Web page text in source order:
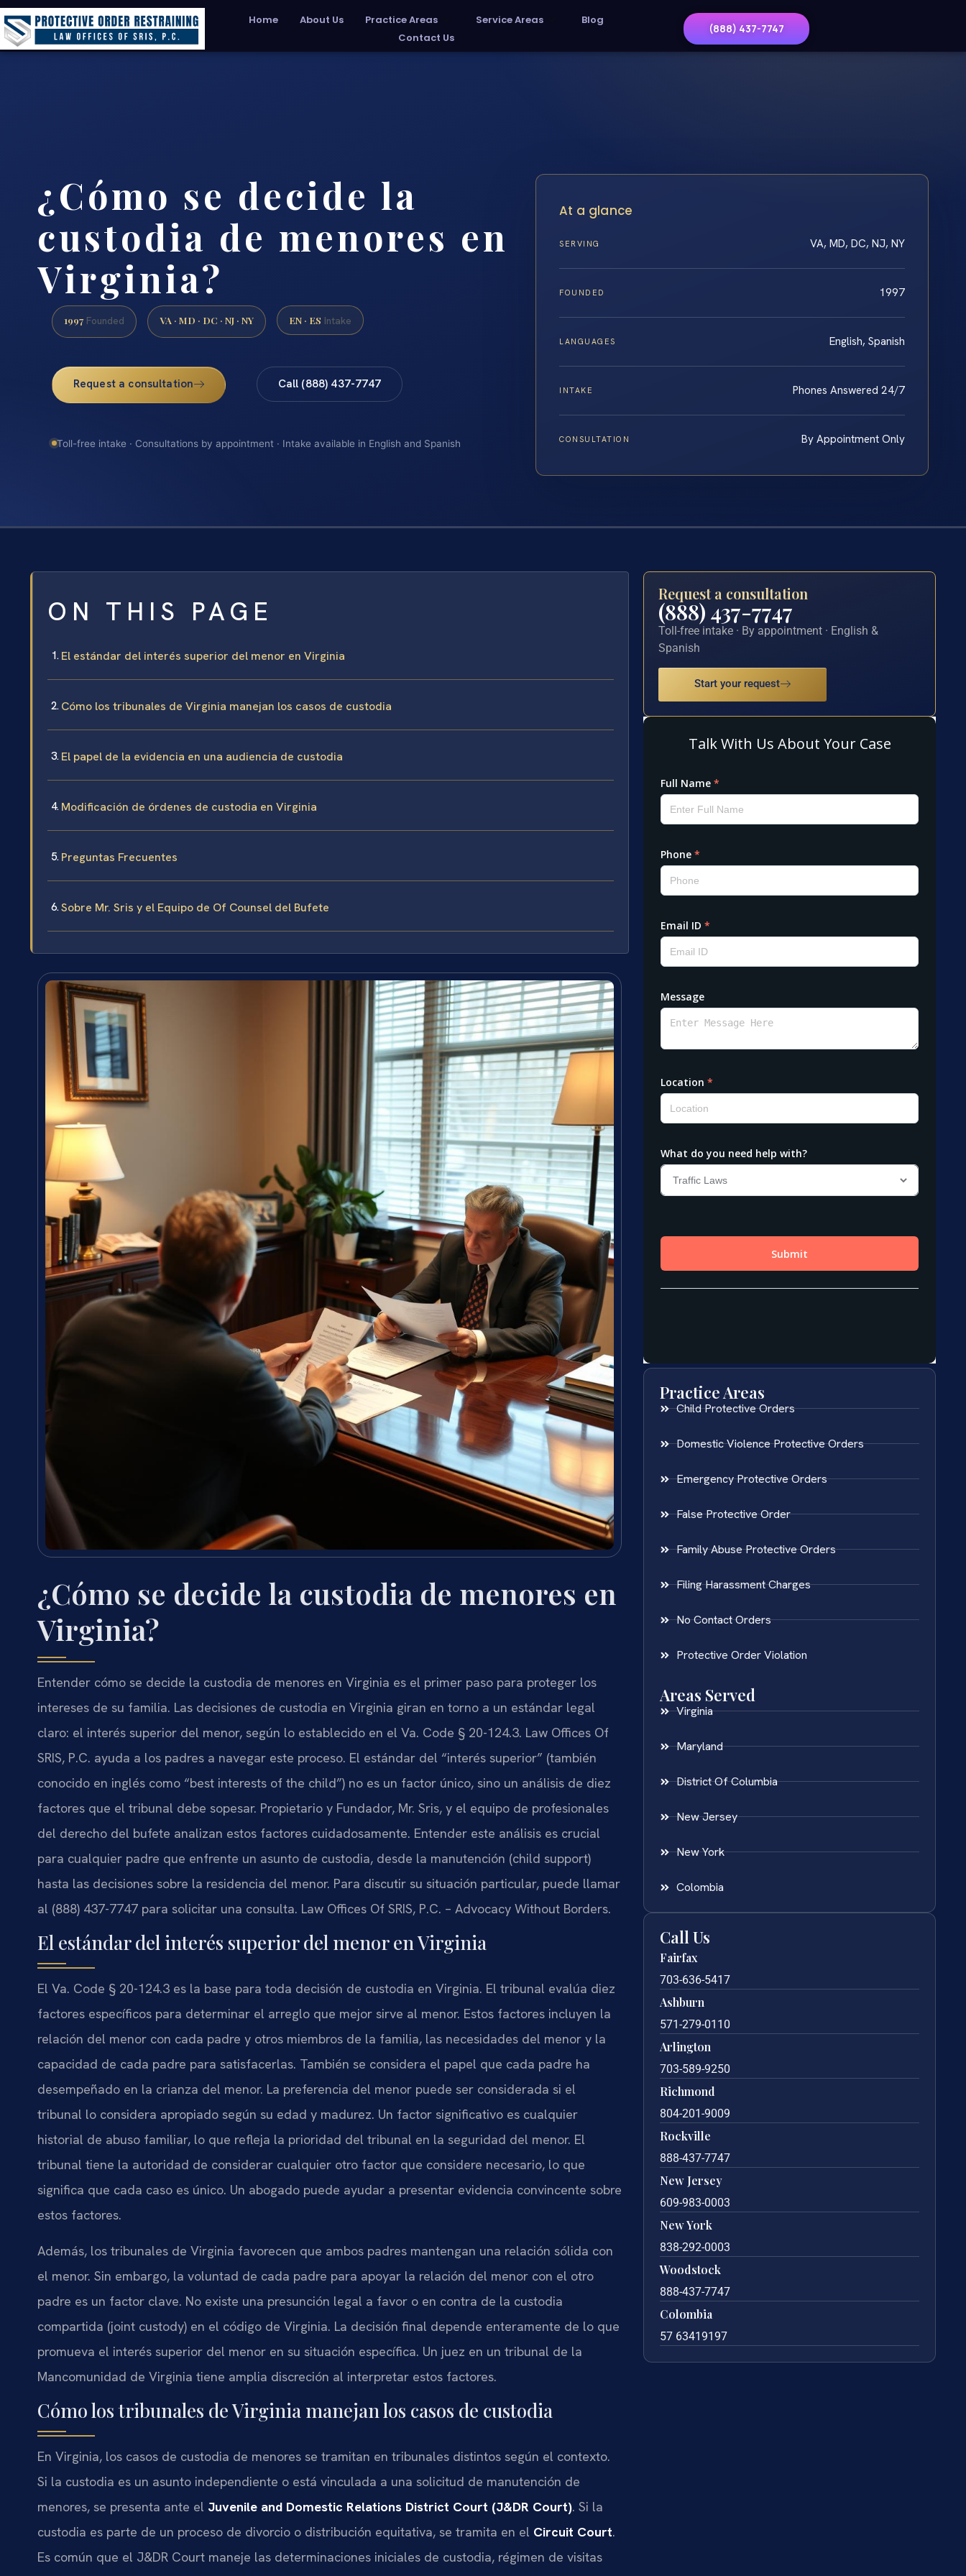
Home About Us Practice Areas Service Areas
Blog
Contact Us
(888) 437-7747
¿Cómo se decide la
custodia de menores en
Virginia?
1997 Founded VA · MD · DC · NJ · NY EN · ES Intake
Request a consultation Call (888) 437-7747
Toll-free intake · Consultations by appointment · Intake available in English and Spanish
At a glance
SERVING VA, MD, DC, NJ, NY
FOUNDED 1997
LANGUAGES English, Spanish
INTAKE Phones Answered 24/7
CONSULTATION By Appointment Only
ON THIS PAGE
El estándar del interés superior del menor en Virginia
Cómo los tribunales de Virginia manejan los casos de custodia
El papel de la evidencia en una audiencia de custodia
Modificación de órdenes de custodia en Virginia
Preguntas Frecuentes
Sobre Mr. Sris y el Equipo de Of Counsel del Bufete
¿Cómo se decide la custodia de menores en
Virginia?
Entender cómo se decide la custodia de menores en Virginia es el primer paso para proteger los
intereses de su familia. Las decisiones de custodia en Virginia giran en torno a un estándar legal
claro: el interés superior del menor, según lo establecido en el Va. Code § 20-124.3. Law Offices Of
SRIS, P.C. ayuda a los padres a navegar este proceso. El estándar del “interés superior” (también
conocido en inglés como “best interests of the child”) no es un factor único, sino un análisis de diez
factores que el tribunal debe sopesar. Propietario y Fundador, Mr. Sris, y el equipo de profesionales
del derecho del bufete analizan estos factores cuidadosamente. Entender este análisis es crucial
para cualquier padre que enfrente un asunto de custodia, desde la manutención (child support)
hasta las decisiones sobre la residencia del menor. Para discutir su situación particular, puede llamar
al (888) 437-7747 para solicitar una consulta. Law Offices Of SRIS, P.C. – Advocacy Without Borders.
El estándar del interés superior del menor en Virginia
El Va. Code § 20-124.3 es la base para toda decisión de custodia en Virginia. El tribunal evalúa diez
factores específicos para determinar el arreglo que mejor sirve al menor. Estos factores incluyen la
relación del menor con cada padre y otros miembros de la familia, las necesidades del menor y la
capacidad de cada padre para satisfacerlas. También se considera el papel que cada padre ha
desempeñado en la crianza del menor. La preferencia del menor puede ser considerada si el
tribunal lo considera apropiado según su edad y madurez. Un factor significativo es cualquier
historial de abuso familiar, lo que refleja la prioridad del tribunal en la seguridad del menor. El
tribunal tiene la autoridad de considerar cualquier otro factor que considere necesario, lo que
significa que cada caso es único. Un abogado puede ayudar a presentar evidencia convincente sobre
estos factores.
Además, los tribunales de Virginia favorecen que ambos padres mantengan una relación sólida con
el menor. Sin embargo, la voluntad de cada padre para apoyar la relación del menor con el otro
padre es un factor clave. No existe una presunción legal a favor o en contra de la custodia
compartida (joint custody) en el código de Virginia. La decisión final depende enteramente de lo que
promueva el interés superior del menor en su situación específica. Un juez en un tribunal de la
Mancomunidad de Virginia tiene amplia discreción al interpretar estos factores.
Cómo los tribunales de Virginia manejan los casos de custodia
En Virginia, los casos de custodia de menores se tramitan en tribunales distintos según el contexto.
Si la custodia es un asunto independiente o está vinculada a una solicitud de manutención de
menores, se presenta ante el Juvenile and Domestic Relations District Court (J&DR Court). Si la
custodia es parte de un proceso de divorcio o distribución equitativa, se tramita en el Circuit Court.
Es común que el J&DR Court maneje las determinaciones iniciales de custodia, régimen de visitas
Request a consultation
(888) 437-7747
Toll-free intake · By appointment · English &
Spanish
Start your request
Practice Areas
Child Protective Orders
Domestic Violence Protective Orders
Emergency Protective Orders
False Protective Order
Family Abuse Protective Orders
Filing Harassment Charges
No Contact Orders
Protective Order Violation
Areas Served
Virginia
Maryland
District Of Columbia
New Jersey
New York
Colombia
Call Us
Fairfax
703-636-5417
Ashburn
571-279-0110
Arlington
703-589-9250
Richmond
804-201-9009
Rockville
888-437-7747
New Jersey
609-983-0003
New York
838-292-0003
Woodstock
888-437-7747
Colombia
57 63419197